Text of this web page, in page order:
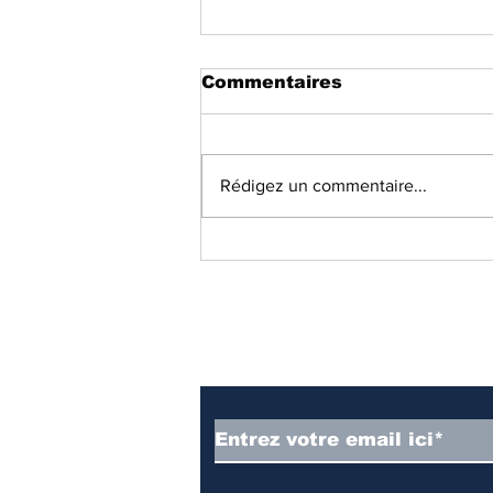
Commentaires
Rédigez un commentaire...